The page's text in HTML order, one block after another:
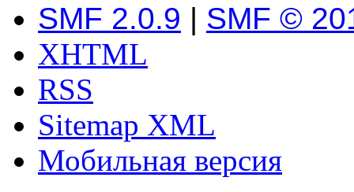
SMF 2.0.9 | SMF ©
XHTML
RSS
Sitemap XML
Мобильная версия